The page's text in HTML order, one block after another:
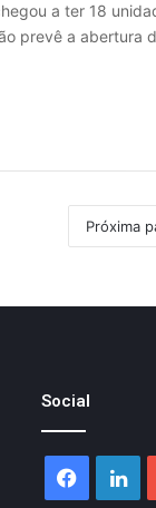
a ter 18
prevê a abertura
Próxima
Social